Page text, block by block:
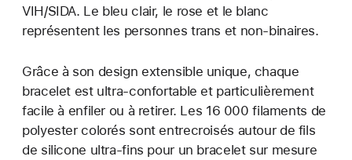
VIH/SIDA. Le bleu clair, le rose et le blanc
représentent les personnes trans et non-binaires.
Grâce à son design extensible unique, chaque
bracelet est ultra-confortable et particulièrement
facile à enfiler ou à retirer. Les 16 000 filaments de
polyester colorés sont entrecroisés autour de fils
de silicone ultra-fins pour un bracelet sur mesure